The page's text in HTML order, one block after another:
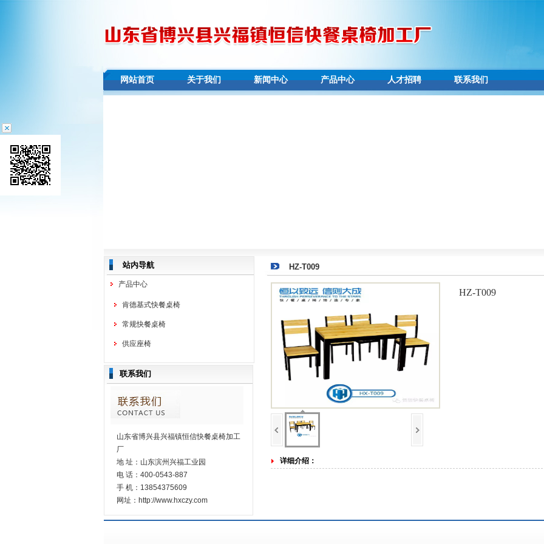
网站首页 关于我们 新闻中心 产品中心 人才招聘 联系我们
站内导航
产品中心
肯德基式快餐桌椅
常规快餐桌椅
供应座椅
联系我们
山东省博兴县兴福镇恒信快餐桌椅加工
厂
地 址：山东滨州兴福工业园
电 话：400-0543-887
手 机：13854375609
网址：http://www.hxczy.com
HZ-T009
HZ-T009
详细介绍：